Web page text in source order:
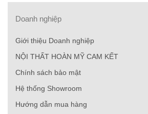
Doanh nghiệp
Giới thiệu Doanh nghiệp
NỘI THẤT HOÀN MỸ CAM KẾT
Chính sách bảo mật
Hệ thống Showroom
Hướng dẫn mua hàng